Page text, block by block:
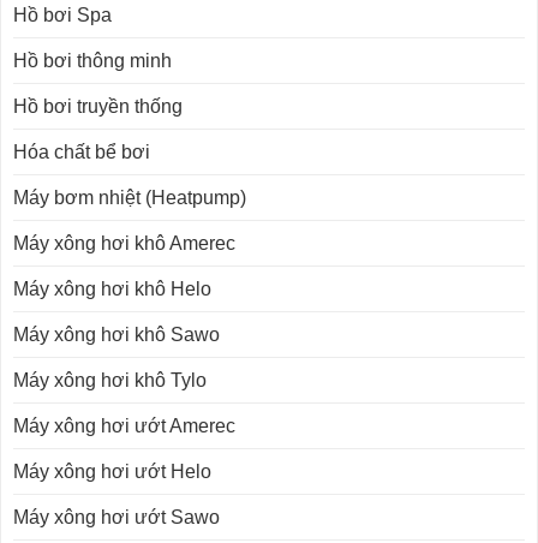
Hồ bơi Spa
Hồ bơi thông minh
Hồ bơi truyền thống
Hóa chất bể bơi
Máy bơm nhiệt (Heatpump)
Máy xông hơi khô Amerec
Máy xông hơi khô Helo
Máy xông hơi khô Sawo
Máy xông hơi khô Tylo
Máy xông hơi ướt Amerec
Máy xông hơi ướt Helo
Máy xông hơi ướt Sawo